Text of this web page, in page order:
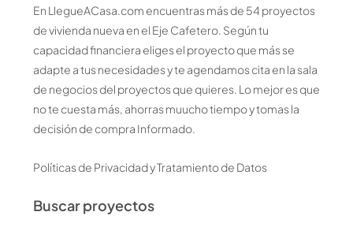
En LlegueACasa.com encuentras más de 54 proyectos
de vivienda nueva en el Eje Cafetero. Según tu
capacidad financiera eliges el proyecto que más se
adapte a tus necesidades y te agendamos cita en la sala
de negocios del proyectos que quieres. Lo mejor es que
no te cuesta más, ahorras muucho tiempo y tomas la
decisión de compra Informado.
Políticas de Privacidad y Tratamiento de Datos
Buscar proyectos